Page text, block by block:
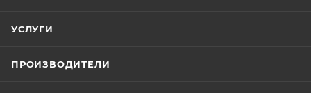
УСЛУГИ
ПРОИЗВОДИТЕЛИ